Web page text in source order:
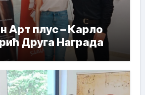
Арт плус – Карло
Друга Награда